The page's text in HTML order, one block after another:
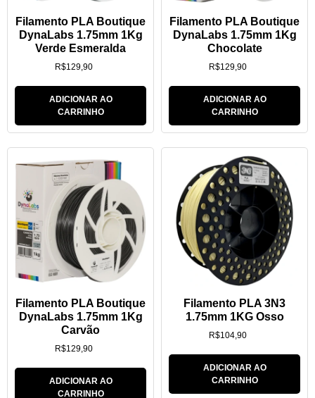
Filamento PLA Boutique
DynaLabs 1.75mm 1Kg
Verde Esmeralda
R$129,90
ADICIONAR AO
CARRINHO
Filamento PLA Boutique
DynaLabs 1.75mm 1Kg
Chocolate
R$129,90
ADICIONAR AO
CARRINHO
Filamento PLA Boutique
DynaLabs 1.75mm 1Kg
Carvão
R$129,90
ADICIONAR AO
CARRINHO
Filamento PLA 3N3
1.75mm 1KG Osso
R$104,90
ADICIONAR AO
CARRINHO